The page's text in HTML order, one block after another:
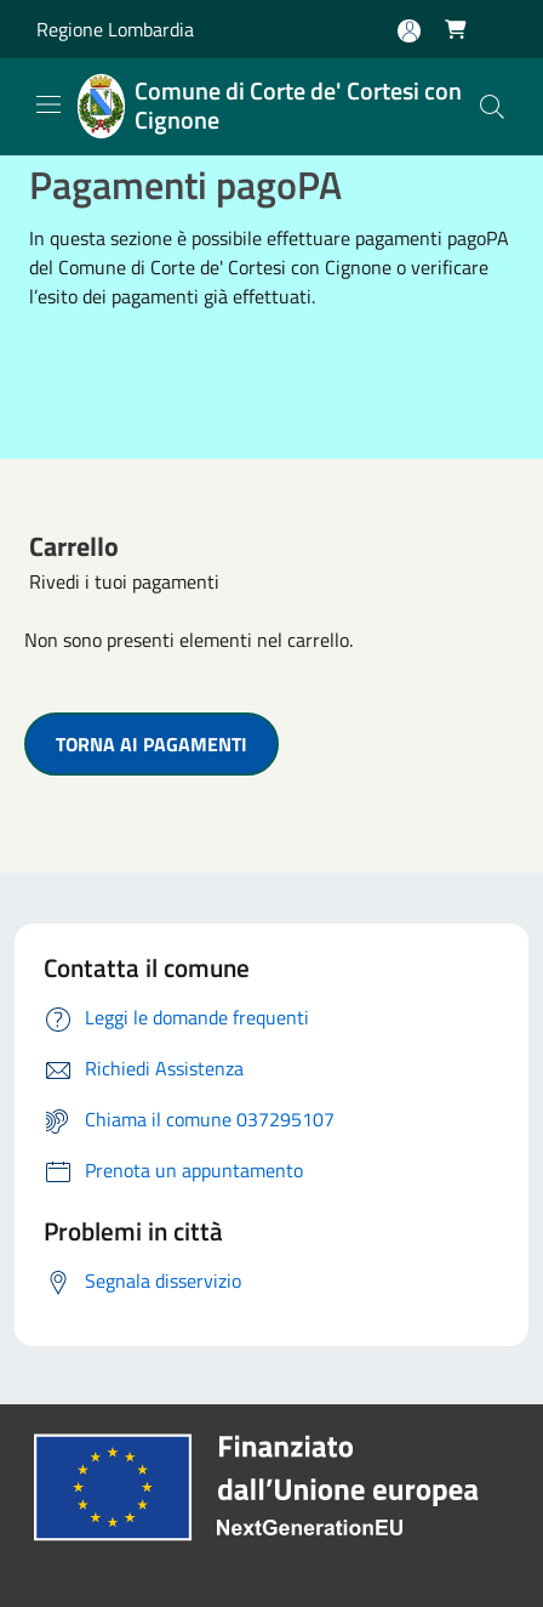
Regione Lombardia 
Comune di Corte de' Cortesi con
Cignone
Pagamenti pagoPA
In questa sezione è possibile effettuare pagamenti pagoPA
del Comune di Corte de' Cortesi con Cignone o verificare
l’esito dei pagamenti già effettuati.
Carrello
Rivedi i tuoi pagamenti
Non sono presenti elementi nel carrello.
TORNA AI PAGAMENTI
Contatta il comune
Leggi le domande frequenti
Richiedi Assistenza
Chiama il comune 037295107
Prenota un appuntamento
Problemi in città
Segnala disservizio